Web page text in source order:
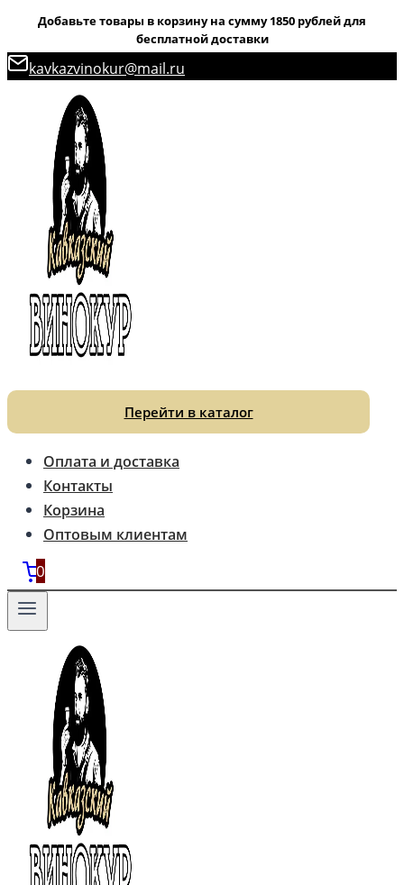
Добавьте товары в корзину на сумму 1850 рублей для
бесплатной доставки
Перейти
содержимому
kavkazvinokur@mail.ru
Перейти в каталог
Оплата и доставка
Контакты
Корзина
Оптовым клиентам
0